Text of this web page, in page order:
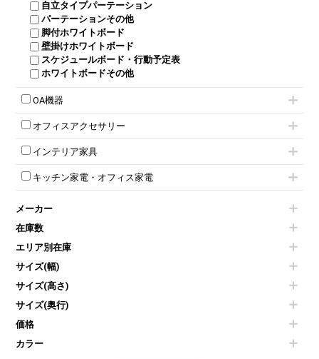
ボタン錠ロッカー
ダイヤル錠ロッカー
シューズロッカー・下駄箱
ワードローブ・クローゼット
ロッカーその他
会議テーブルW1500～
会議テーブルW1800～
折りたたみ会議テーブル
平行スタックテーブル
ハイテーブル
会議テーブルその他
シェルチェア
ミーティングチェアその他
受付カウンターその他
自立タイプパーテーション
パーテーションその他
脚付ホワイトボード
壁掛けホワイトボード
スケジュールボード・行動予定表
ホワイトボードその他
OA機器
電話機（ビジネスフォン）
シュレッダー
プロジェクター
スクリーン
その他OA機器
オフィスアクセサリー
チェア用台車
演台・講演台・演説台
防音パネル
個室ブース
コートハンガー・ポールハンガー
傘立て
食器棚・キッチンキャビネット
カタログスタンド
オフィスアクセサリーその他
インテリア家具
モールドチェア
ダイニングチェア
カウンターテーブル
センターテーブル・サイドテーブル
ベンチ・スツール
ソファ
シェルフ
ダストボックス（ゴミ箱）
インテリア家具その他
キッチン家電・オフィス家電
冷蔵庫・洗濯機
空気清浄機・加湿器
液晶テレビ・モニター類
エアコン
掃除機
季節家電
メーカー
在庫数
エリア別在庫
サイズ(幅)
サイズ(高さ)
サイズ(奥行)
価格
カラー